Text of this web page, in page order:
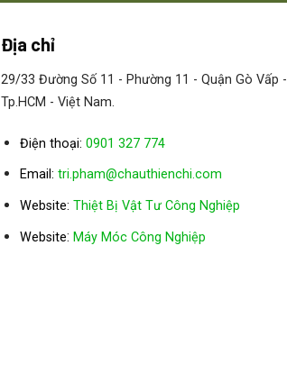
Địa chỉ
29/33 Đường Số 11 - Phường 11 - Quận Gò Vấp -
Tp.HCM - Việt Nam.
Điện thoại: 0901 327 774
Email: tri.pham@chauthienchi.com
Website: Thiệt Bị Vật Tư Công Nghiệp
Website: Máy Móc Công Nghiệp